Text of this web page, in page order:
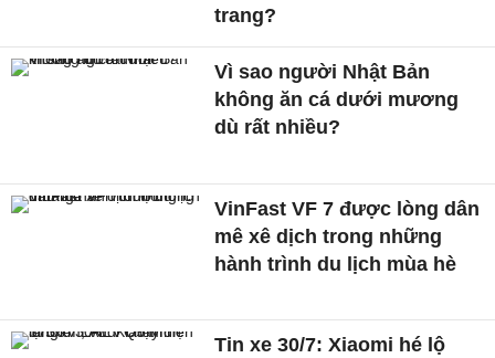
trang?
Vì sao người Nhật Bản
không ăn cá dưới mương
dù rất nhiều?
VinFast VF 7 được lòng dân
mê xê dịch trong những
hành trình du lịch mùa hè
Tin xe 30/7: Xiaomi hé lộ